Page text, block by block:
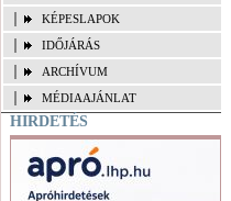
KÉPESLAPOK
IDŐJÁRÁS
ARCHÍVUM
MÉDIAAJÁNLAT
HIRDETÉS